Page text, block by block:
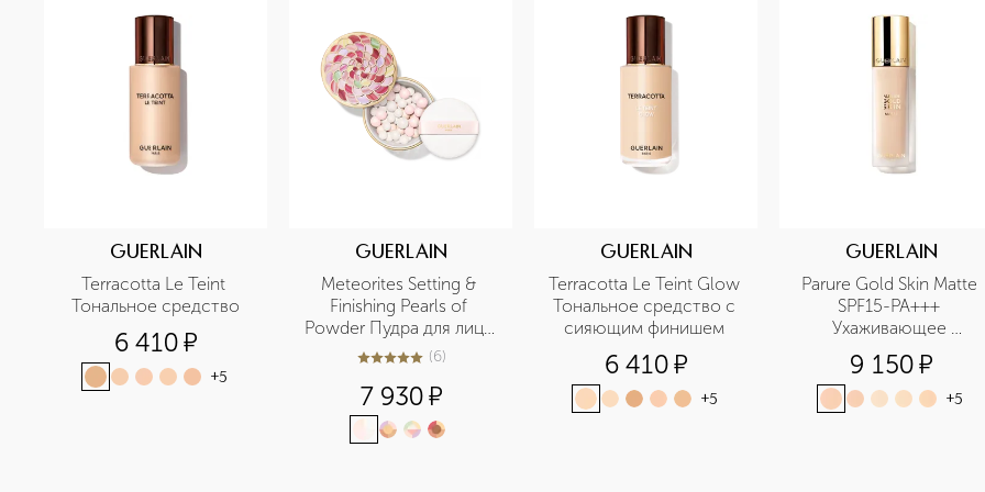
GUERLAIN
Terracotta Le Teint
Тональное средство
6 410¤
+5
GUERLAIN
Meteorites Setting &
Finishing Pearls of
Powder Пудра для лица
в шариках
5из 56 (6)
7 930¤
GUERLAIN
Terracotta Le Teint Glow
Тональное средство с
сияющим финишем
6 410¤
+5
GUERLAIN
Parure Gold Skin Matte
SPF15-PA+++
Ухаживающее
тональное средство с
матовым финишем
9 150¤
+5